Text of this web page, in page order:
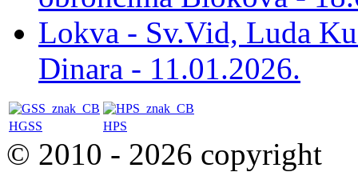
Lokva - Sv.Vid, Luda
Dinara - 11.01.2026.
HGSS HPS
© 2010 - 2026 copyright